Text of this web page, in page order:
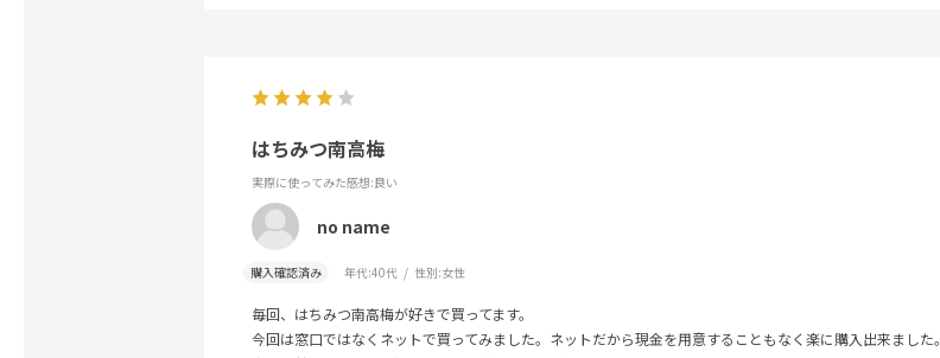
はちみつ南高梅
実際に使ってみた感想:良い
no name
購入確認済み 年代:40代 性別:女性
毎回、はちみつ南高梅が好きで買ってます。
今回は窓口ではなくネットで買ってみました。ネットだから現金を用意することもなく楽に購入出来ました。